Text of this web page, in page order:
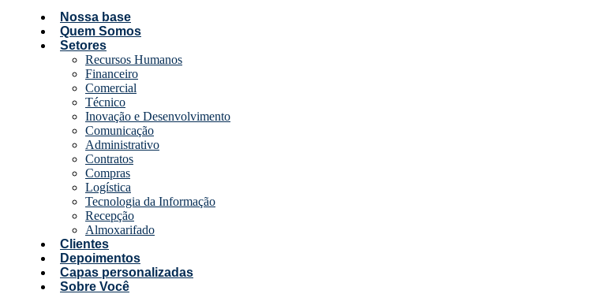
Nossa base
Quem Somos
Setores
Recursos Humanos
Financeiro
Comercial
Técnico
Inovação e Desenvolvimento
Comunicação
Administrativo
Contratos
Compras
Logística
Tecnologia da Informação
Recepção
Almoxarifado
Clientes
Depoimentos
Capas personalizadas
Sobre Você